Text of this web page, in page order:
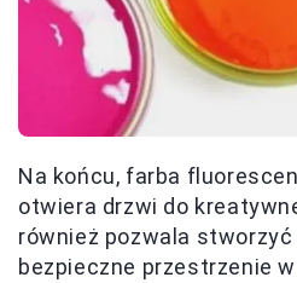
Na końcu, farba
otwiera drzwi do
również pozwala
bezpieczne przestrzenie